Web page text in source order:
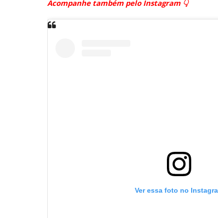
Acompanhe também pelo Instagram 👇
Ver essa foto no